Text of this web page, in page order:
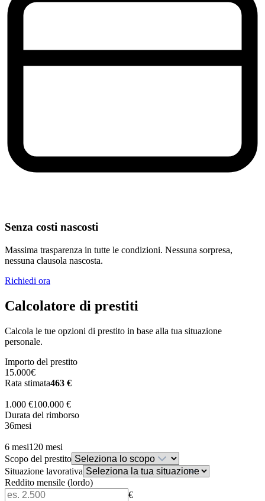
Senza costi nascosti
Massima trasparenza in tutte le condizioni. Nessuna sorpresa,
nessuna clausola nascosta.
Richiedi ora
Calcolatore di prestiti
Calcola le tue opzioni di prestito in base alla tua situazione
personale.
Importo del prestito
15.000€
Rata stimata463 €
1.000 €100.000 €
Durata del rimborso
36mesi
6 mesi120 mesi
Scopo del prestito
Situazione lavorativa
Reddito mensile (lordo)
€